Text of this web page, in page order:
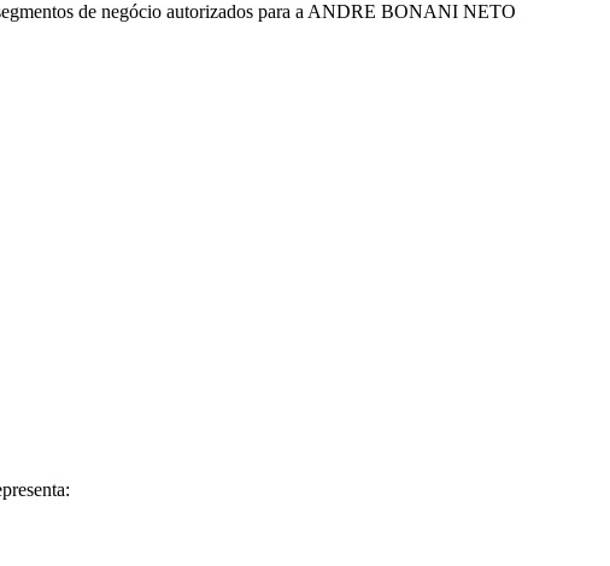
de negócio autorizados para a ANDRE BONANI NETO